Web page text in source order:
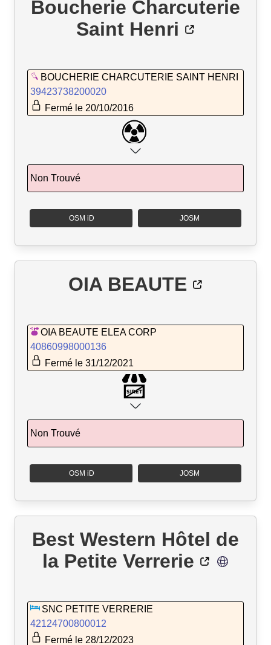
Boucherie Charcuterie
Saint Henri
BOUCHERIE CHARCUTERIE SAINT HENRI
39423738200020
Fermé le 20/10/2016
Non Trouvé
OSM iD JOSM
OIA BEAUTE
OIA BEAUTE ELEA CORP
40860998000136
Fermé le 31/12/2021
Non Trouvé
OSM iD JOSM
Best Western Hôtel de
la Petite Verrerie
SNC PETITE VERRERIE
42124700800012
Fermé le 28/12/2023